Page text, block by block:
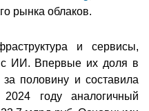
рынка облаков.
и сервисы,
с ИИ. Впервые их доля в
половину и составила
году аналогичный